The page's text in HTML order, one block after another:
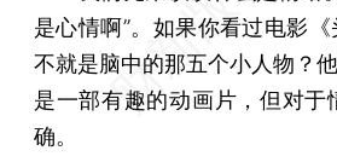
是心情啊”。如果你看过电影
不就是脑中的那五个小人物？
是一部有趣的动画片，但对
确。